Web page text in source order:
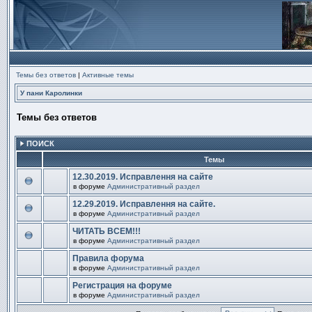
Темы без ответов | Активные темы
У пани Каролинки
Темы без ответов
ПОИСК
Темы
этой
новых
непрочитанных
12.30.2019. Исправлення на сайте
в форуме Административный раздел
этой
новых
непрочитанных
12.29.2019. Исправлення на сайте.
в форуме Административный раздел
этой
новых
непрочитанных
ЧИТАТЬ ВСЕМ!!!
в форуме Административный раздел
этой
новых
Правила форума
в форуме Административный раздел
этой
Регистрация на форуме
в форуме Административный раздел